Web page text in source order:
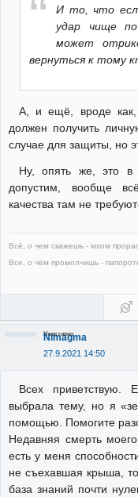
И то, что
удар чище
может
вернуться к тому
А, и ещё, вроде как,
должен получить
случае для защиты, но
Ну, опять же, это в
допустим, вообще
качества там не
Всё, о чем скажешь - мхом
Все, о чём промолчишь -
Nimagma
27.9.2021 14:50
Неактивен
Всех приветствую.
выбрала тему, но я
помощью. Помогите
Недавняя смерть моего
есть у меня
не съехавшая крыша,
база знаний почти